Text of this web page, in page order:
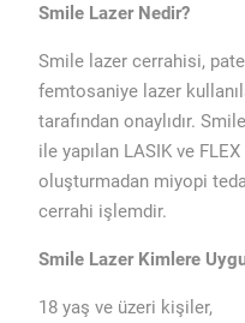
Smile Lazer Nedir?
Smile lazer cerrahisi,
femtosaniye lazer
tarafından onaylıdır.
ile yapılan LASIK ve
oluşturmadan miyopi
cerrahi işlemdir.
Smile Lazer Kimlere
18 yaş ve üzeri kişiler,